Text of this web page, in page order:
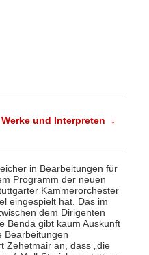
und Interpreten ↓
in Bearbeitungen für
Programm der neuen
Kammerorchester
eingespielt hat. Das im
dem Dirigenten
Benda gibt kaum Auskunft
Bearbeitungen
Zehetmair an, dass „die